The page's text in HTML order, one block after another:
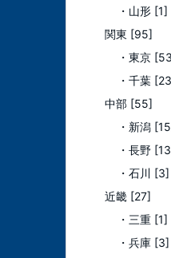
・山形 [1]
関東 [95]
・東京
・千葉
中部 [55]
・新潟
・長野
・石川 [3]
近畿 [27]
・三重 [1]
・兵庫 [3]